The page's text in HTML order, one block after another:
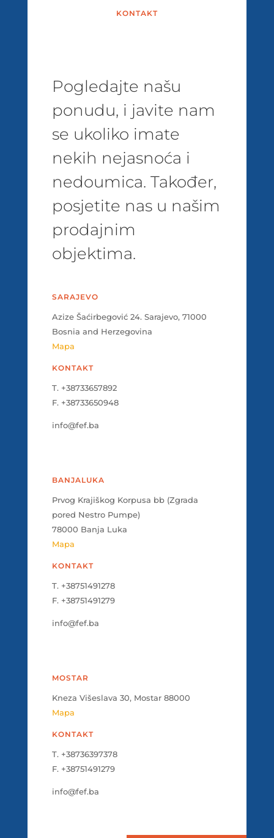
KONTAKT
Pogledajte našu
ponudu, i javite nam
se ukoliko imate
nekih nejasnoća i
nedoumica. Također,
posjetite nas u našim
prodajnim
objektima.
SARAJEVO
Azize Šaćirbegović 24. Sarajevo, 71000
Bosnia and Herzegovina
Mapa
KONTAKT
T. +38733657892
F. +38733650948
info@fef.ba
BANJALUKA
Prvog Krajiškog Korpusa bb (Zgrada
pored Nestro Pumpe)
78000 Banja Luka
Mapa
KONTAKT
T. +38751491278
F. +38751491279
info@fef.ba
MOSTAR
Kneza Višeslava 30, Mostar 88000
Mapa
KONTAKT
T. +38736397378
F. +38751491279
info@fef.ba